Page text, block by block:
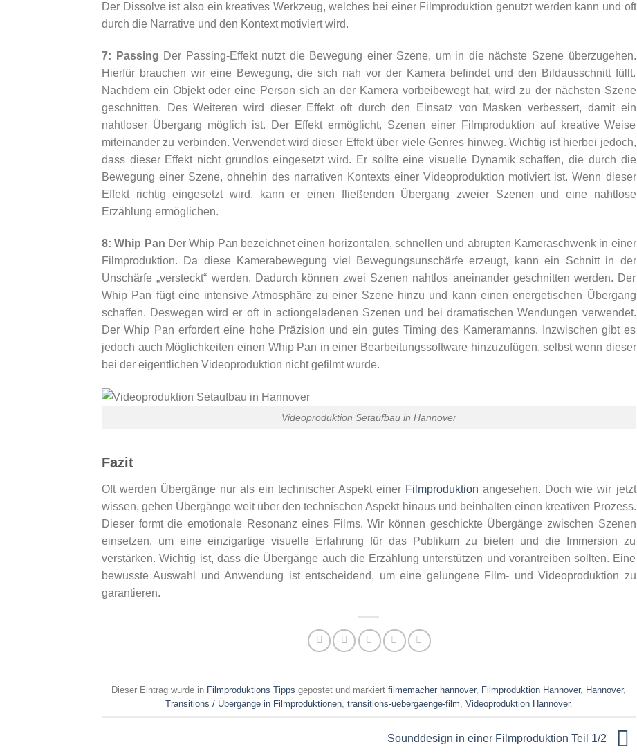
Der Dissolve ist also ein kreatives Werkzeug, welches bei einer Filmproduktion genutzt werden kann und oft
durch die Narrative und den Kontext motiviert wird.
7: Passing Der Passing-Effekt nutzt die Bewegung einer Szene, um in die nächste Szene überzugehen.
Hierfür brauchen wir eine Bewegung, die sich nah vor der Kamera befindet und den Bildausschnitt füllt.
Nachdem ein Objekt oder eine Person sich an der Kamera vorbeibewegt hat, wird zu der nächsten Szene
geschnitten. Des Weiteren wird dieser Effekt oft durch den Einsatz von Masken verbessert, damit ein
nahtloser Übergang möglich ist. Der Effekt ermöglicht, Szenen einer Filmproduktion auf kreative Weise
miteinander zu verbinden. Verwendet wird dieser Effekt über viele Genres hinweg. Wichtig ist hierbei jedoch,
dass dieser Effekt nicht grundlos eingesetzt wird. Er sollte eine visuelle Dynamik schaffen, die durch die
Bewegung einer Szene, ohnehin des narrativen Kontexts einer Videoproduktion motiviert ist. Wenn dieser
Effekt richtig eingesetzt wird, kann er einen fließenden Übergang zweier Szenen und eine nahtlose
Erzählung ermöglichen.
8: Whip Pan Der Whip Pan bezeichnet einen horizontalen, schnellen und abrupten Kameraschwenk in einer
Filmproduktion. Da diese Kamerabewegung viel Bewegungsunschärfe erzeugt, kann ein Schnitt in der
Unschärfe „versteckt“ werden. Dadurch können zwei Szenen nahtlos aneinander geschnitten werden. Der
Whip Pan fügt eine intensive Atmosphäre zu einer Szene hinzu und kann einen energetischen Übergang
schaffen. Deswegen wird er oft in actiongeladenen Szenen und bei dramatischen Wendungen verwendet.
Der Whip Pan erfordert eine hohe Präzision und ein gutes Timing des Kameramanns. Inzwischen gibt es
jedoch auch Möglichkeiten einen Whip Pan in einer Bearbeitungssoftware hinzuzufügen, selbst wenn dieser
bei der eigentlichen Videoproduktion nicht gefilmt wurde.
Videoproduktion Setaufbau in Hannover
Fazit
Oft werden Übergänge nur als ein technischer Aspekt einer Filmproduktion angesehen. Doch wie wir jetzt
wissen, gehen Übergänge weit über den technischen Aspekt hinaus und beinhalten einen kreativen Prozess.
Dieser formt die emotionale Resonanz eines Films. Wir können geschickte Übergänge zwischen Szenen
einsetzen, um eine einzigartige visuelle Erfahrung für das Publikum zu bieten und die Immersion zu
verstärken. Wichtig ist, dass die Übergänge auch die Erzählung unterstützen und vorantreiben sollten. Eine
bewusste Auswahl und Anwendung ist entscheidend, um eine gelungene Film- und Videoproduktion zu
garantieren.
Dieser Eintrag wurde in Filmproduktions Tipps gepostet und markiertfilmemacher hannover, Filmproduktion Hannover, Hannover,
Transitions / Übergänge in Filmproduktionen, transitions-uebergaenge-film Videoproduktion Hannover.
Sounddesign in einer Filmproduktion Teil 1/2